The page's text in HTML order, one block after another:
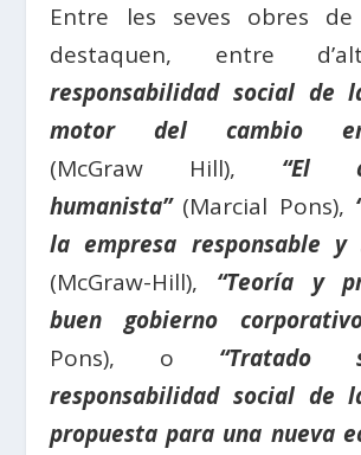
Entre les seves obres de
destaquen, entre
responsabilidad social de
motor del cambio
(McGraw Hill), “El
humanista”(Marcial Pons),
la empresa responsable y
(McGraw-Hill), “Teoría y
buen gobierno
Pons), o
responsabilidad social de
propuesta para una nueva